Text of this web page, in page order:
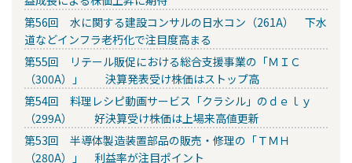
第56回 水に関する建設コンサルの日水コン（261A） 下水
道などインフラ老朽化で注目度高まる
第55回 リテール販促における総合支援事業の「ＭＩＣ
（300A）」 決算発表受け株価はストップ高
第54回 料理レシピ動画サービス「クラシル」のｄｅｌｙ
（299A） 好決算受け株価は上場来高値更新
第53回 半導体製造装置部品の販売・修理の「ＴＭＨ
（280A）」 利益率が注目ポイント